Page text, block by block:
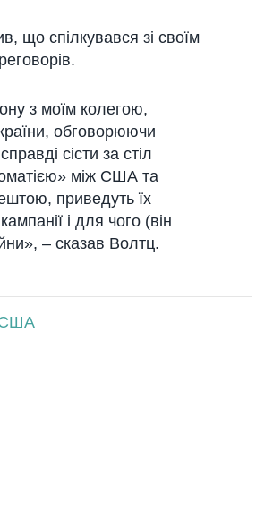
що спілкувався зі своїм
з моїм колегою,
обговорюючи
сісти за стіл
між США та
приведуть їх
і для чого (він
– сказав Волтц.